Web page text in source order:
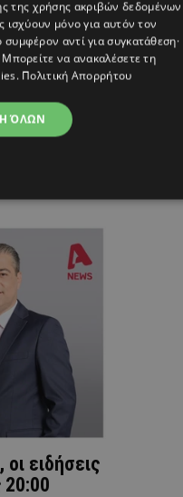
ειδήσεις
20:00
της χρήσης ακριβών δεδομένων
ισχύουν μόνο για αυτόν τον
αντί για συγκατάθεση·
Μπορείτε να ανακαλέσετε τη
. Πολιτική Απορρήτου
ΌΛΩΝ